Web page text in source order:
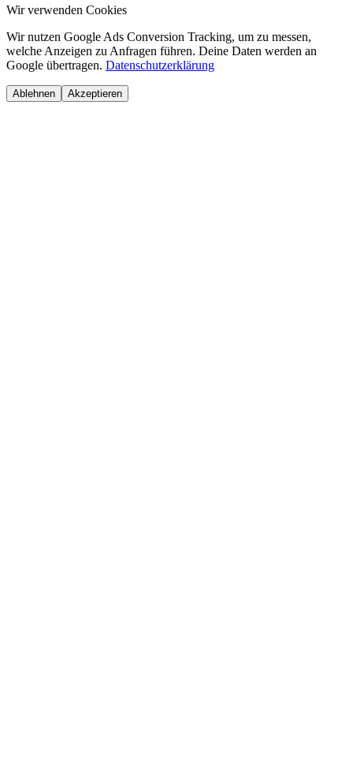
Wir verwenden Cookies
Wir nutzen Google Ads Conversion Tracking, um zu messen,
welche Anzeigen zu Anfragen führen. Deine Daten werden an
Google übertragen. Datenschutzerklärung
Ablehnen Akzeptieren